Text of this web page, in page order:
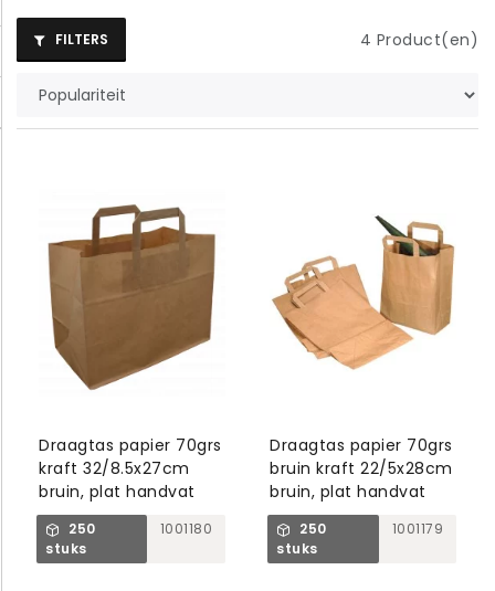
FILTERS 4 Product(en)
Draagtas papier 70grs
kraft 32/8.5x27cm
bruin, plat handvat
250
stuks
1001180
Draagtas papier 70grs
bruin kraft 22/5x28cm
bruin, plat handvat
250
stuks
1001179